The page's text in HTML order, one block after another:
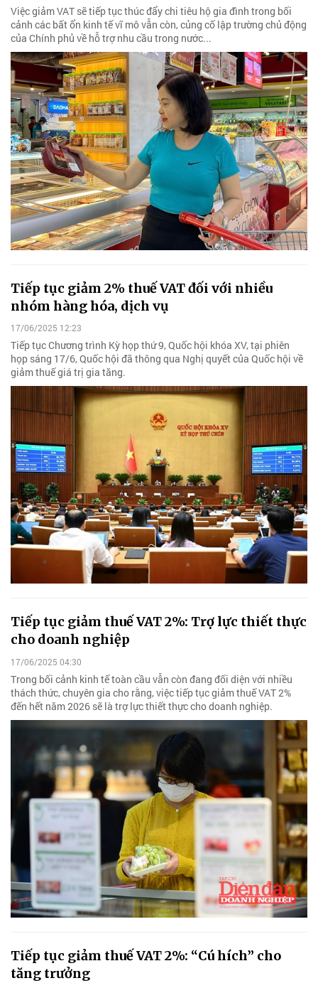
Việc giảm VAT sẽ tiếp tục thúc đẩy chi tiêu hộ gia đình trong bối
cảnh các bất ổn kinh tế vĩ mô vẫn còn, củng cố lập trường chủ động
của Chính phủ về hỗ trợ nhu cầu trong nước...
Tiếp tục giảm 2% thuế VAT đối với nhiều
nhóm hàng hóa, dịch vụ
17/06/2025 12:23
Tiếp tục Chương trình Kỳ họp thứ 9, Quốc hội khóa XV, tại phiên
họp sáng 17/6, Quốc hội đã thông qua Nghị quyết của Quốc hội về
giảm thuế giá trị gia tăng.
Tiếp tục giảm thuế VAT 2%: Trợ lực thiết thực
cho doanh nghiệp
17/06/2025 04:30
Trong bối cảnh kinh tế toàn cầu vẫn còn đang đối diện với nhiều
thách thức, chuyên gia cho rằng, việc tiếp tục giảm thuế VAT 2%
đến hết năm 2026 sẽ là trợ lực thiết thực cho doanh nghiệp.
Tiếp tục giảm thuế VAT 2%: “Cú hích” cho
tăng trưởng